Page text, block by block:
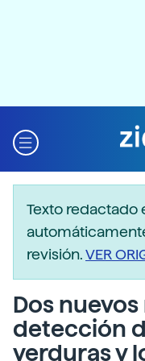
Texto redactado
revisión.VER
Dos
detección
verduras y